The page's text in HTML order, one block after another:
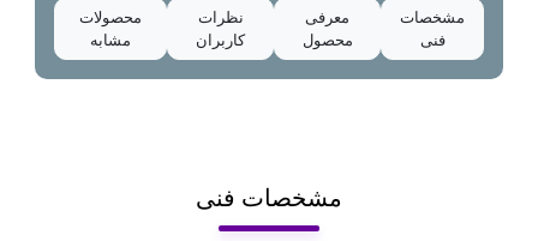
مشخصات
فنی
معرفی
محصول
نظرات
کاربران
محصولات
مشابه
مشخصات فنی